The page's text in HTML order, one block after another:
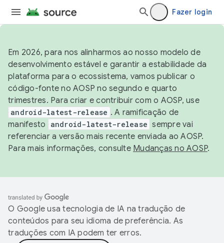
Fazer login
Em 2026, para nos alinharmos ao nosso modelo de
desenvolvimento estável e garantir a estabilidade da
plataforma para o ecossistema, vamos publicar o
código-fonte no AOSP no segundo e quarto
trimestres. Para criar e contribuir com o AOSP, use
android-latest-release . A ramificação de
manifesto
android-latest-release sempre vai
referenciar a versão mais recente enviada ao AOSP.
Para mais informações, consulte Mudanças no AOSP.
O Google usa tecnologia de IA na tradução de
conteúdos para seu idioma de preferência. As
traduções com IA podem ter erros.